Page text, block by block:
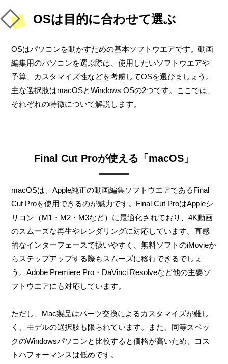
OSは目的に合わせて選ぶ
OSはパソコンを動かすための基本ソフトウエアです。動画
編集用のパソコンを選ぶ際は、使用したいソフトウエアや
予算、カスタマイズ性などを考慮してOSを選びましょう。
主な選択肢はmacOSとWindows OSの2つです。ここでは、
それぞれの特徴について解説します。
Final Cut Proが使える「macOS」
macOSは、Apple純正の動画編集ソフトウエアであるFinal
Cut Proを使用できるのが魅力です。Final Cut ProはAppleシ
リコン（M1・M2・M3など）に最適化されており、4K動画
のスムーズな再生やレンダリングに対応しています。直感
的なインターフェースで扱いやすく、無料ソフトのiMovieか
らステップアップする際もスムーズに移行できるでしょ
う。Adobe Premiere Pro・DaVinci Resolveなど他の主要ソ
フトウエアにも対応しています。
ただし、Mac製品はパーツ交換によるカスタマイズが難し
く、モデルの選択肢も限られています。また、同等スペッ
クのWindowsパソコンと比較すると価格が高いため、コス
トパフォーマンスは低めです。